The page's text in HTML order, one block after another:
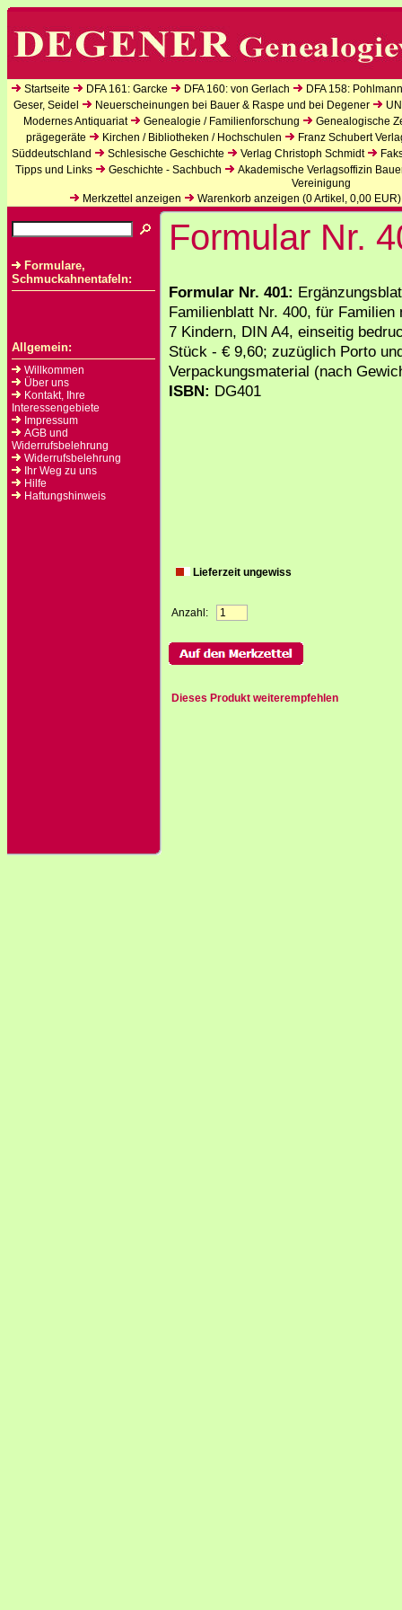
Startseite DFA 161: Garcke DFA 160: von Gerlach
DFA 158:
Geser, Seidel
Neuerscheinungen bei Bauer & Raspe und bei Degener
Modernes Antiquariat
Genealogie / Familienforschung
Genealogische
prägegeräte
Kirchen / Bibliotheken / Hochschulen
Franz Schubert
Süddeutschland
Schlesische Geschichte Verlag Christoph Schmidt
Tipps und Links
Geschichte - Sachbuch
Akademische Verlagsoffizin
Vereinigung
Merkzettel anzeigen
Warenkorb anzeigen (0Artikel, 0,00 EUR)
Formulare,
Schmuckahnentafeln:
Allgemein:
Willkommen
Über uns
Kontakt, Ihre
Interessengebiete
Impressum
AGB und
Widerrufsbelehrung
Widerrufsbelehrung
Ihr Weg zu uns
Hilfe
Haftungshinweis
Formular Nr.
Formular Nr. 401:
Familienblatt Nr. 400, für Familien
7 Kindern, DIN A4, einseitig
Stück - € 9,60; zuzüglich Porto
Verpackungsmaterial (nach
ISBN: DG401
Lieferzeit ungewiss
Anzahl:
Dieses Produkt weiterempfehlen